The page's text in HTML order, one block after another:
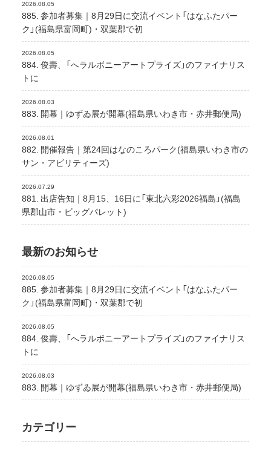
2026.08.05
885. 参加者募集｜8月29日に交流イベント「はなふたパー
ク」(福島県富岡町)・双葉郡で初
2026.08.05
884. 俊壽、「へラルボニーアートプライズ」のファイナリス
トに
2026.08.03
883. 開幕｜ゆずゐ展が開幕(福島県いわき市・赤井郵便局)
2026.08.01
882. 開催報告｜第24回はなのころパーク(福島県いわき市の
サン・アビリティーズ)
2026.07.29
881. 出店告知｜8月15、16日に「東北六彩2026福島」(福島
県郡山市・ビッグパレット)
最新のお知らせ
2026.08.05
885. 参加者募集｜8月29日に交流イベント「はなふたパー
ク」(福島県富岡町)・双葉郡で初
2026.08.05
884. 俊壽、「へラルボニーアートプライズ」のファイナリス
トに
2026.08.03
883. 開幕｜ゆずゐ展が開幕(福島県いわき市・赤井郵便局)
カテゴリー